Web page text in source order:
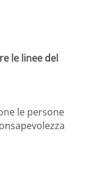
le linee del
le persone